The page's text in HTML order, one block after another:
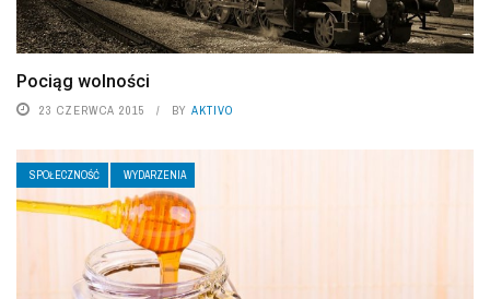
Pociąg wolności
23 CZERWCA 2015 BY AKTIVO
SPOŁECZNOŚĆ WYDARZENIA